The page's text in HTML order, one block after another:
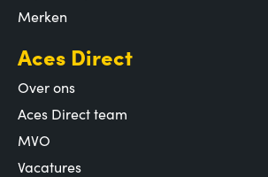
Merken
Aces Direct
Over ons
Aces Direct team
MVO
Vacatures